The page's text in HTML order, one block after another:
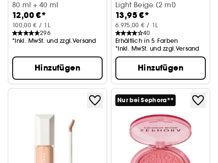
80 ml + 40 ml
12,00 €*
100,00 € / 1L
296
*Inkl. MwSt. und zzgl.Versand
Hinzufügen
Concealer im Reiseformat
Light Beige (2 ml)
13,95 €*
6.975,00 € / 1L
40
Erhältlich in 5 Farben
*Inkl. MwSt. und zzgl.Versand
Hinzufügen
Nur bei Sephora**